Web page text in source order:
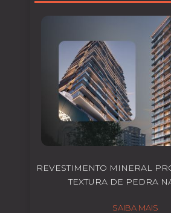
REVESTIMENTO MINERAL
TEXTURA DE PEDRA
SAIBA MAIS